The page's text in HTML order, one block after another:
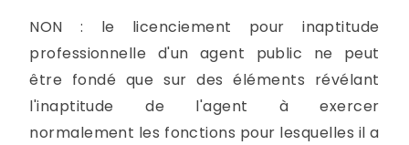
NON : le licenciement pour inaptitude
professionnelle d'un agent public ne peut
être fondé que sur des éléments révélant
l'inaptitude de l'agent à exercer
normalement les fonctions pour lesquelles il a